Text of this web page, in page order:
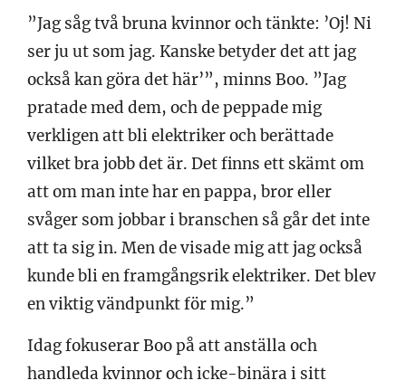
”Jag såg två bruna kvinnor och tänkte: ’Oj! Ni
ser ju ut som jag. Kanske betyder det att jag
också kan göra det här’”, minns Boo. ”Jag
pratade med dem, och de peppade mig
verkligen att bli elektriker och berättade
vilket bra jobb det är. Det finns ett skämt om
att om man inte har en pappa, bror eller
svåger som jobbar i branschen så går det inte
att ta sig in. Men de visade mig att jag också
kunde bli en framgångsrik elektriker. Det blev
en viktig vändpunkt för mig.”
Idag fokuserar Boo på att anställa och
handleda kvinnor och icke-binära i sitt